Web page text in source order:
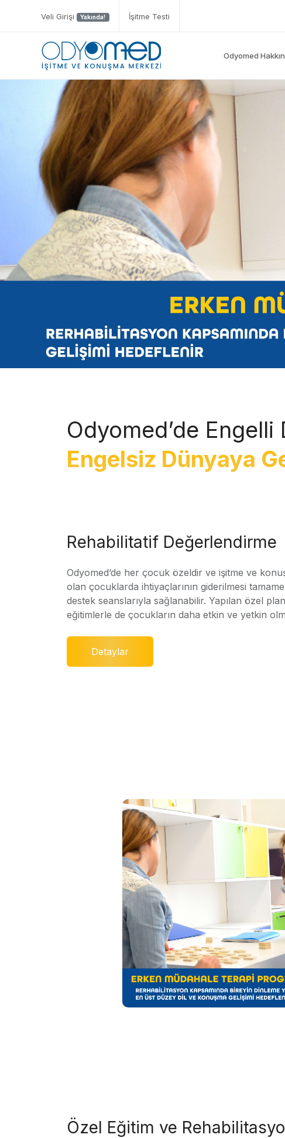
Veli Girişi Yakında! İşitme Testi
Odyomed
Odyomed’de Engelli
Engelsiz Dünyaya
Rehabilitatif Değerlendirme
Odyomed’de her çocuk özeldir ve işitme ve
olan çocuklarda ihtiyaçlarının giderilmesi
destek seanslarıyla sağlanabilir. Yapılan özel
eğitimlerle de çocukların daha etkin ve yetkin
Detaylar
Özel Eğitim ve